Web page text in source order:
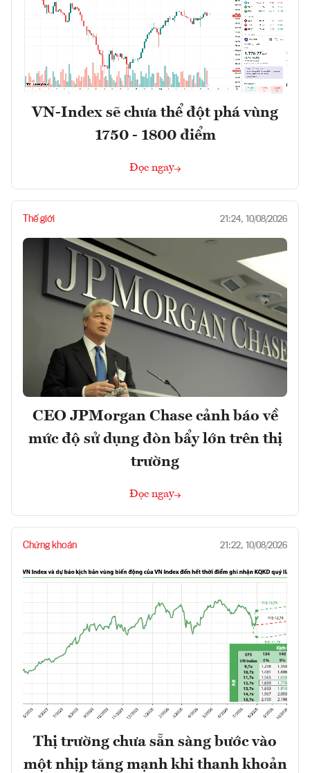
VN-Index sẽ chưa thể đột phá vùng
1750 - 1800 điểm
Đọc ngay
Thế giới 21:24, 10/08/2026
CEO JPMorgan Chase cảnh báo về
mức độ sử dụng đòn bẩy lớn trên thị
trường
Đọc ngay
Chứng khoán 21:22, 10/08/2026
Thị trường chưa sẵn sàng bước vào
một nhịp tăng mạnh khi thanh khoản